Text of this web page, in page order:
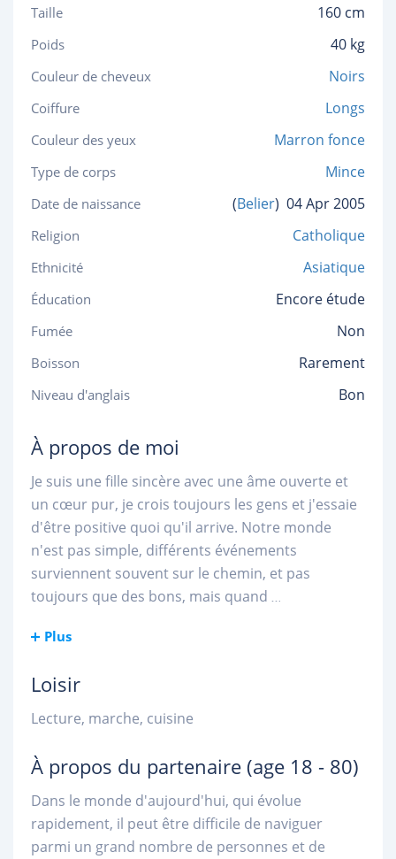
Taille 160 cm
Poids 40 kg
Couleur de cheveux Noirs
Coiffure Longs
Couleur des yeux Marron fonce
Type de corps Mince
Date de naissance (Belier) 04 Apr 2005
Religion Catholique
Ethnicité Asiatique
Éducation Encore étude
Fumée Non
Boisson Rarement
Niveau d'anglais Bon
À propos de moi
Je suis une fille sincère avec une âme ouverte et
un cœur pur, je crois toujours les gens et j'essaie
d'être positive quoi qu'il arrive. Notre monde
n'est pas simple, différents événements
surviennent souvent sur le chemin, et pas
toujours que des bons, mais quand ...
Plus
Loisir
Lecture, marche, cuisine
À propos du partenaire (age 18 - 80)
Dans le monde d'aujourd'hui, qui évolue
rapidement, il peut être difficile de naviguer
parmi un grand nombre de personnes et de